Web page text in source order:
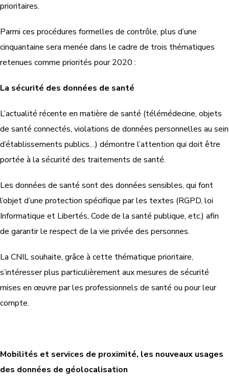
prioritaires.
Parmi ces procédures formelles de contrôle, plus d’une
cinquantaine sera menée dans le cadre de trois thématiques
retenues comme priorités pour 2020 :
La sécurité des données de santé
L’actualité récente en matière de santé (télémédecine, objets
de santé connectés, violations de données personnelles au sein
d’établissements publics…) démontre l’attention qui doit être
portée à la sécurité des traitements de santé.
Les données de santé sont des données sensibles, qui font
l’objet d’une protection spécifique par les textes (RGPD, loi
Informatique et Libertés, Code de la santé publique, etc.) afin
de garantir le respect de la vie privée des personnes.
La CNIL souhaite, grâce à cette thématique prioritaire,
s’intéresser plus particulièrement aux mesures de sécurité
mises en œuvre par les professionnels de santé ou pour leur
compte.
Mobilités et services de proximité, les nouveaux usages
des données de géolocalisation